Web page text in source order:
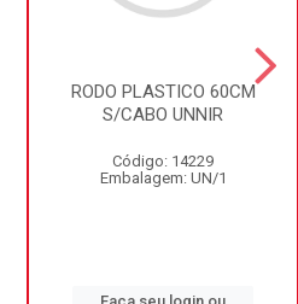
RODO PLASTICO 60CM
S/CABO UNNIR
Código: 14229
Embalagem: UN/1